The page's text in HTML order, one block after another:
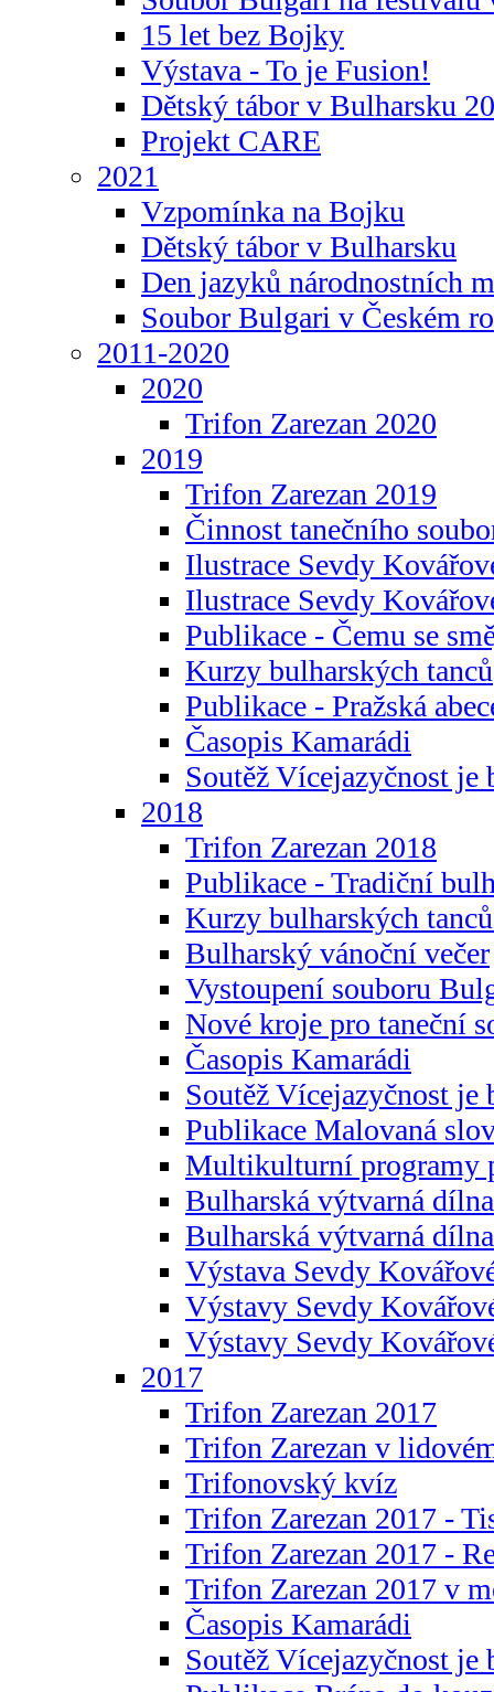
15 let bez Bojky
Výstava - To je Fusion!
Dětský tábor v Bulharsku
Projekt CARE
2021
Vzpomínka na Bojku
Dětský tábor v Bulharsku
Den jazyků národnostních
Soubor Bulgari v Českém
2011-2020
2020
Trifon Zarezan 2020
2019
Trifon Zarezan 2019
Činnost tanečního
Ilustrace Sevdy
Ilustrace Sevdy
Publikace - Čemu se
Kurzy bulharských tanců
Publikace - Pražská
Časopis Kamarádi
Soutěž Vícejazyčnost je
2018
Trifon Zarezan 2018
Publikace - Tradiční
Kurzy bulharských
Bulharský vánoční večer
Vystoupení souboru
Nové kroje pro taneční
Časopis Kamarádi
Soutěž Vícejazyčnost je
Publikace Malovaná
Multikulturní programy
Bulharská výtvarná
Bulharská výtvarná
Výstava Sevdy
Výstavy Sevdy
Výstavy Sevdy
2017
Trifon Zarezan 2017
Trifon Zarezan v
Trifonovský kvíz
Trifon Zarezan 2017 -
Trifon Zarezan 2017 -
Trifon Zarezan 2017 v
Časopis Kamarádi
Soutěž Vícejazyčnost je